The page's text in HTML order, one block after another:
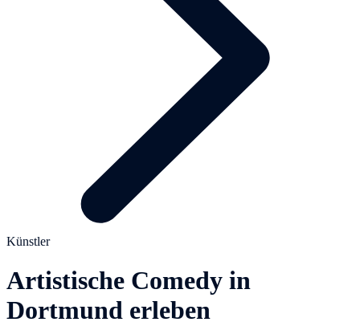
Künstler
Artistische Comedy in
Dortmund erleben